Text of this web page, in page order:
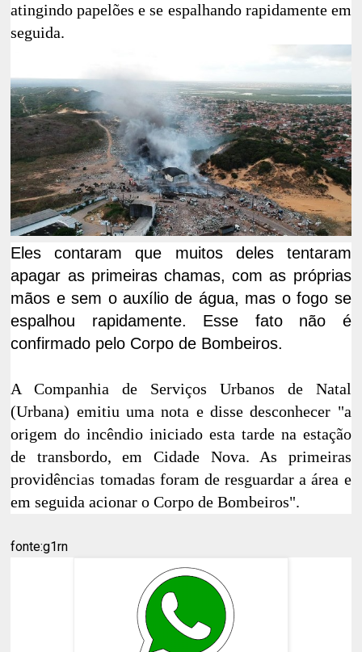
atingindo papelões e se espalhando rapidamente em
seguida.
Eles contaram que muitos deles tentaram
apagar as primeiras chamas, com as próprias
mãos e sem o auxílio de água, mas o fogo se
espalhou rapidamente. Esse fato não é
confirmado pelo Corpo de Bombeiros.
A Companhia de Serviços Urbanos de Natal
(Urbana) emitiu uma nota e disse desconhecer "a
origem do incêndio iniciado esta tarde na estação
de transbordo, em Cidade Nova. As primeiras
providências tomadas foram de resguardar a área e
em seguida acionar o Corpo de Bombeiros".
fonte:g1rn